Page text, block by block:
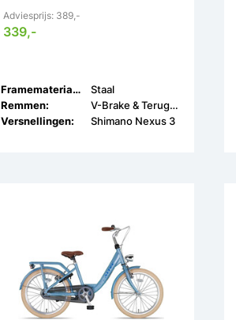
Adviesprijs: 389,-
339,-
Framemateriaal:
Staal
Remmen:
V-Brake & Terugtrap
Versnellingen:
Shimano Nexus 3